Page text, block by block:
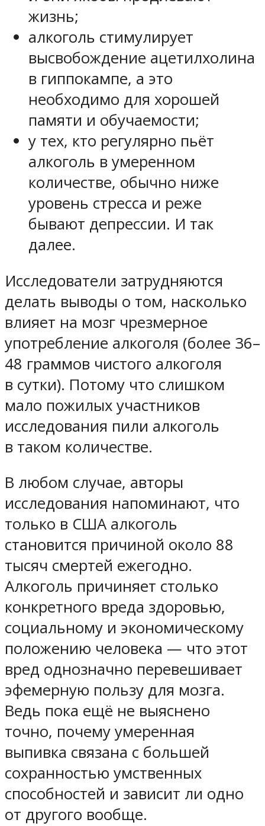
жизнь;
алкоголь стимулирует
высвобождение ацетилхолина
в гиппокампе, а это
необходимо для хорошей
памяти и обучаемости;
у тех, кто регулярно пьёт
алкоголь в умеренном
количестве, обычно ниже
уровень стресса и реже
бывают депрессии. И так
далее.
Исследователи затрудняются
делать выводы о том, насколько
влияет на мозг чрезмерное
употребление алкоголя (более 36–
48 граммов чистого алкоголя
в сутки). Потому что слишком
мало пожилых участников
исследования пили алкоголь
в таком количестве.
В любом случае, авторы
исследования напоминают, что
только в США алкоголь
становится причиной около 88
тысяч смертей ежегодно.
Алкоголь причиняет столько
конкретного вреда здоровью,
социальному и экономическому
положению человека — что этот
вред однозначно перевешивает
эфемерную пользу для мозга.
Ведь пока ещё не выяснено
точно, почему умеренная
выпивка связана с большей
сохранностью умственных
способностей и зависит ли одно
от другого вообще.